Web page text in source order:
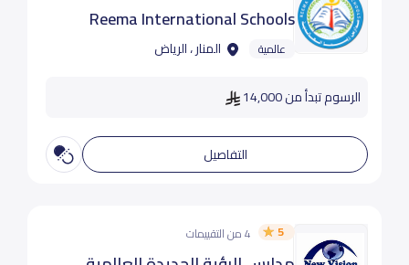
Reema International Schools
عالمية المنار ، الرياض
الرسوم تبدأ من 14,000
التفاصيل
5 4 من التقييمات